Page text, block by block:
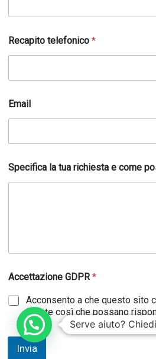
t
G
Recapito telefonico*
Email
Specifica la tua richiesta e come
Accettazione GDPR*
Acconsento a che questo sito
inviate così che possano
Invia
Serve aiuto?